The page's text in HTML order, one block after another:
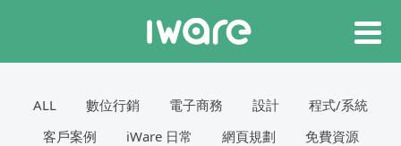
ALL 數位行銷 電子商務 設計
程式/系統
客戶案例
iWare 日常 網頁規劃
免費資源